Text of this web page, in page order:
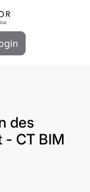
des
- CT BIM